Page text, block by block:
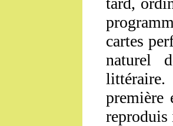
cartes
naturel
reproduis